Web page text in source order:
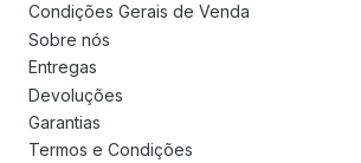
Condições Gerais de Venda
Sobre nós
Entregas
Devoluções
Garantias
Termos e Condições